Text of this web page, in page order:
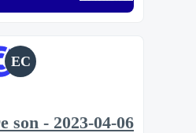
EC
son